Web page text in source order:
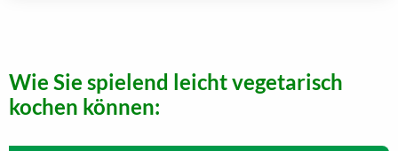
Wie Sie spielend leicht vegetarisch
kochen können: